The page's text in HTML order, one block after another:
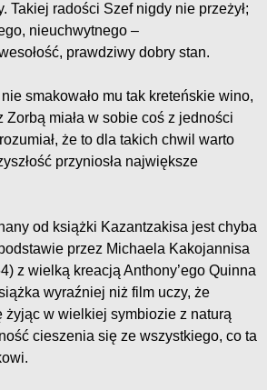
Takiej radości Szef nigdy nie przeżył;
nieuchwytnego –
prawdziwy dobry stan.
smakowało mu tak kreteńskie wino,
Zorbą miała w sobie coś z jedności
że to dla takich chwil warto
przyniosła największe
od książki Kazantzakisa jest chyba
przez Michaela Kakojannisa
z wielką kreacją Anthony’ego Quinna
wyraźniej niż film uczy, że
żyjąc w wielkiej symbiozie z naturą
cieszenia się ze wszystkiego, co ta